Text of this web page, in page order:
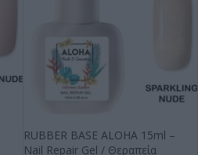
RUBBER BASE ALOHA 15ml –
Nail Repair Gel / Θεραπεία